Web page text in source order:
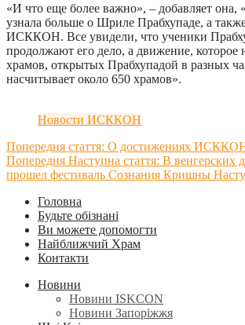
«И что еще более важно», – добавляет она,
узнала больше о Шриле Прабхупаде, а
ИСККОН. Все увидели, что ученики
продолжают его дело, а движение, которое
храмов, открытых Прабхупадой в разных
насчитывает около 650 храмов».
Новости ИСККОН
Попередня стаття: О достижениях
Попередня Наступна стаття: В венгерских
прошел фестиваль Сознания Кришны
Головна
Будьте обізнані
Ви можете допомогти
Найближчий Храм
Контакти
Новини
Новини ISKCON
Новини Запоріжжя